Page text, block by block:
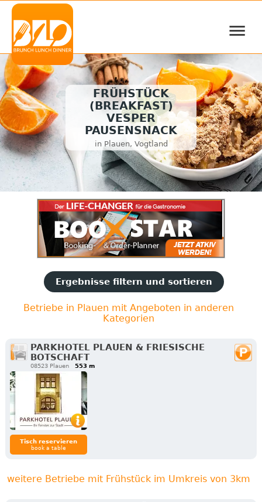
≡
FRÜHSTÜCK
(BREAKFAST)
VESPER
PAUSENSNACK
in Plauen, Vogtland
Ergebnisse filtern und sortieren
Betriebe in Plauen mit Angeboten in anderen
Kategorien
PARKHOTEL PLAUEN & FRIESISCHE
BOTSCHAFT
08523 Plauen 553 m
Tisch reservieren
book a table
weitere Betriebe mit Frühstück im Umkreis von 3km